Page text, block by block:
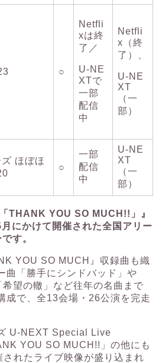
○
Netfli
xは終
了／
U-NE
XTで
一部
配信
中
Netfli
x（終
了）、
U-NE
XT
（一
部）
ほぼほ
○
一部
配信
中
U-NE
XT
（一
部）
THANK YOU SO MUCH!!」』
にかけて開催された全国アリー
す。
YOU SO MUCH』収録曲も織
曲「勝手にシンドバッド」や
希望の轍」など往年の名曲まで
成で、全13会場・26公演を完走
U-NEXT Special Live
YOU SO MUCH!!」の他にも
れたライブ映像が盛り込まれ